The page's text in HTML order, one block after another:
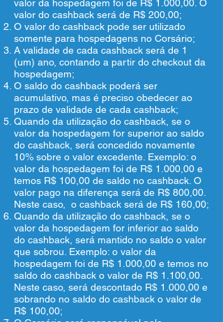
valor da hospedagem foi de R$ 1.000,00. O
valor do cashback será de R$ 200,00;
O valor do cashback pode ser utilizado
somente para hospedagens no Corsário;
A validade de cada cashback será de 1
(um) ano, contando a partir do checkout da
hospedagem;
O saldo do cashback poderá ser
acumulativo, mas é preciso obedecer ao
prazo de validade de cada cashback;
Quando da utilização do cashback, se o
valor da hospedagem for superior ao saldo
do cashback, será concedido novamente
10% sobre o valor excedente. Exemplo: o
valor da hospedagem foi de R$ 1.000,00 e
temos R$ 100,00 de saldo no cashback. O
valor pago na diferença será de R$ 800,00.
Neste caso, o cashback será de R$ 160,00;
Quando da utilização do cashback, se o
valor da hospedagem for inferior ao saldo
do cashback, será mantido no saldo o valor
que sobrou. Exemplo: o valor da
hospedagem foi de R$ 1.000,00 e temos no
saldo do cashback o valor de R$ 1.100,00.
Neste caso, será descontado R$ 1.000,00 e
sobrando no saldo do cashback o valor de
R$ 100,00;